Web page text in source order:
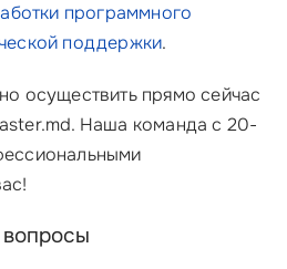
программного
поддержки.
осуществить прямо сейчас
Наша команда с 20-